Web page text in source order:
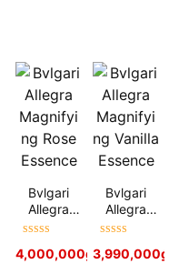
Bvlgari
Allegra
Magnifying
Essence
hạng5sao 4,900,000
4,000,000₫
Bvlgari
Allegra
Magnifying
Essence
hạng5sao
3,990,000₫